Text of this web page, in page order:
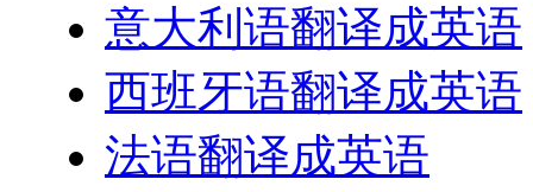
意大利语翻译成英语
西班牙语翻译成英语
法语翻译成英语